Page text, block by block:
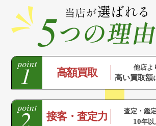
高額買取 他店よ
高い買取額
接客・査定力 査定・鑑
10年以